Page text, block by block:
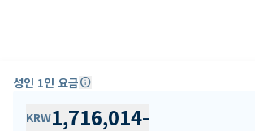
성인 1인 요금info
KRW1,716,014-